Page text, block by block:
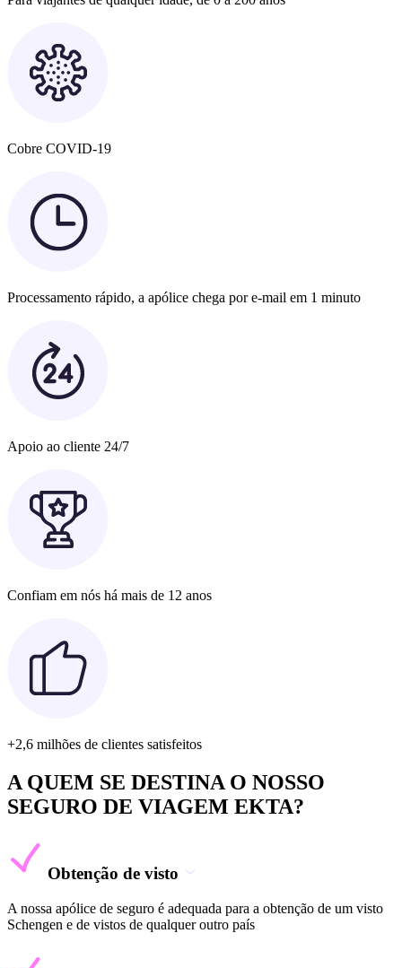
Cobre COVID-19
Processamento rápido, a apólice chega por e-mail em 1 minuto
Apoio ao cliente 24/7
Confiam em nós há mais de 12 anos
+2,6 milhões de clientes satisfeitos
A QUEM SE DESTINA O NOSSO
SEGURO DE VIAGEM EKTA?
Obtenção de visto
A nossa apólice de seguro é adequada para a obtenção de um visto
Schengen e de vistos de qualquer outro país